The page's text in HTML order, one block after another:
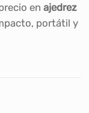
en ajedrez
portátil y